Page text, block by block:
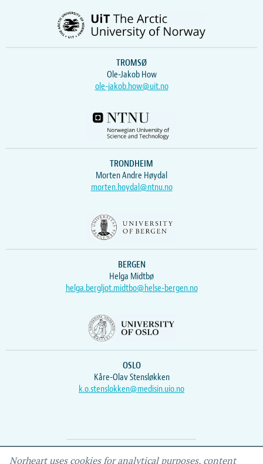
TROMSØ
Ole-Jakob How
ole-jakob.how@uit.no
TRONDHEIM
Morten Andre Høydal
morten.hoydal@ntnu.no
BERGEN
Helga Midtbø
helga.bergljot.midtbo@helse-bergen.no
OSLO
Kåre-Olav Stensløkken
k.o.stenslokken@medisin.uio.no
Webmaster Vidar , IEMF
Norheart uses cookies for analytical purposes, content